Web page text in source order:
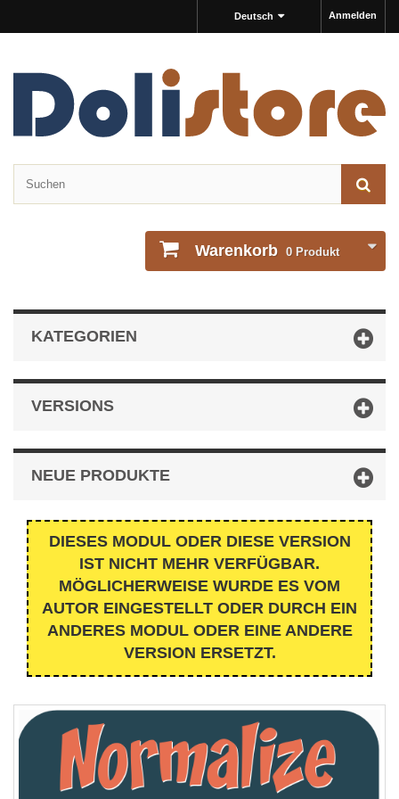
Anmelden
Deutsch
Warenkorb 0 Produkt
KATEGORIEN
VERSIONS
NEUE PRODUKTE
DIESES MODUL ODER DIESE VERSION
IST NICHT MEHR VERFÜGBAR.
MÖGLICHERWEISE WURDE ES VOM
AUTOR EINGESTELLT ODER DURCH EIN
ANDERES MODUL ODER EINE ANDERE
VERSION ERSETZT.